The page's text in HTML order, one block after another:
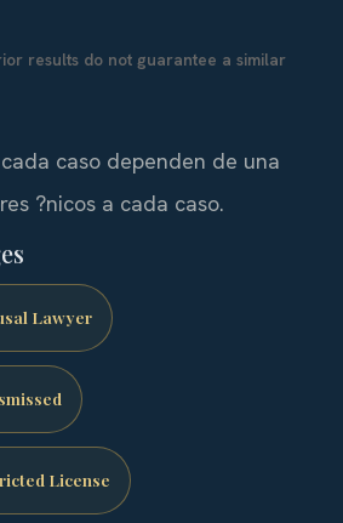
results do not guarantee a similar
caso dependen de una
?nicos a cada caso.
Lawyer
License